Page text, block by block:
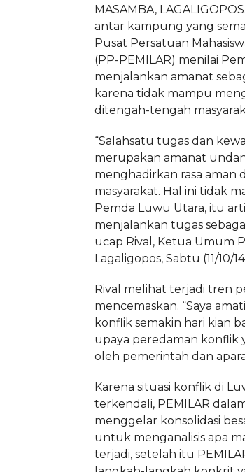
MASAMBA,
antar kampung yang
Pusat Persatuan
(PP-PEMILAR) menilai
menjalankan amanat
karena tidak mampu
ditengah-tengah
“Salahsatu tugas dan
merupakan amanat
menghadirkan rasa aman
masyarakat. Hal ini tidak
Pemda Luwu Utara, itu
menjalankan tugas
ucap Rival, Ketua Umum
Lagaligopos, Sabtu (11/10/
Rival melihat terjadi tren
mencemaskan. “Saya
konflik semakin hari kian
upaya peredaman konflik
oleh pemerintah dan
Karena situasi konflik di
terkendali, PEMILAR
menggelar konsolidasi
untuk menganalisis apa
terjadi, setelah itu